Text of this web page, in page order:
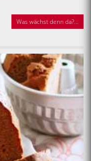
Was wächst denn da?...